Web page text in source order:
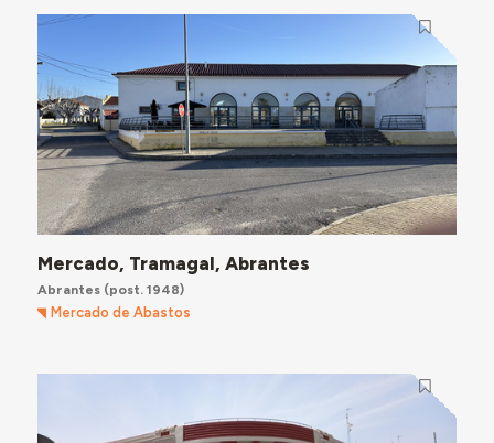
Mercado, Tramagal, Abrantes
Abrantes(post. 1948)
Mercado de Abastos